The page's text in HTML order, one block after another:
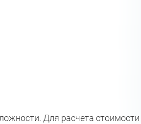
Для расчета стоимости